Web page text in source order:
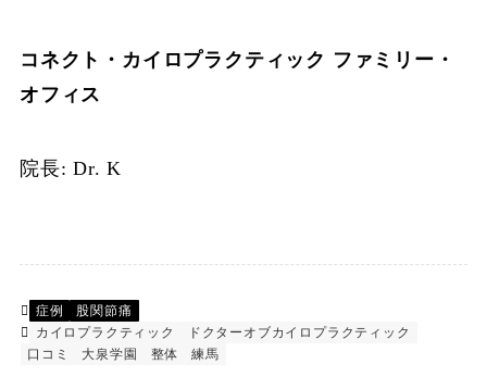
コネクト・カイロプラクティック ファミリー・
オフィス
院長: Dr. K
症例
股関節痛
カイロプラクティック
ドクターオブカイロプラクティック
口コミ
大泉学園 整体 練馬